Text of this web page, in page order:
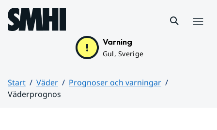
Hoppa till sidans innehåll
Varning
Gul, Sverige
Start Väder
Prognoser och varningar
Väderprognos